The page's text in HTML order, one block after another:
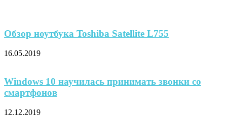
Обзор ноутбука Toshiba Satellite L755
16.05.2019
Windows 10 научилась принимать звонки со
смартфонов
12.12.2019